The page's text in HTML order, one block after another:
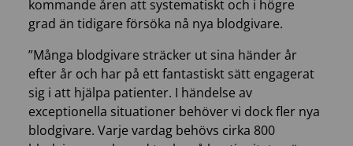
kommande åren att systematiskt och i högre
grad än tidigare försöka nå nya blodgivare.
”Många blodgivare sträcker ut sina händer år
efter år och har på ett fantastiskt sätt engagerat
sig i att hjälpa patienter. I händelse av
exceptionella situationer behöver vi dock fler nya
blodgivare. Varje vardag behövs cirka 800